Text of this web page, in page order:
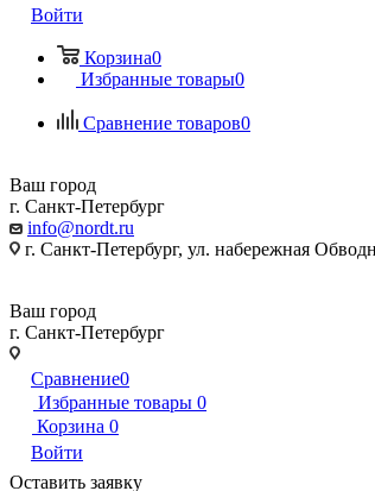
Войти
Корзина0
Избранные товары0
Сравнение товаров0
Ваш город
г. Санкт-Петербург
info@nordt.ru
г. Санкт-Петербург, ул. набережная
Ваш город
г. Санкт-Петербург
Сравнение0
Избранные товары 0
Корзина 0
Войти
Оставить заявку